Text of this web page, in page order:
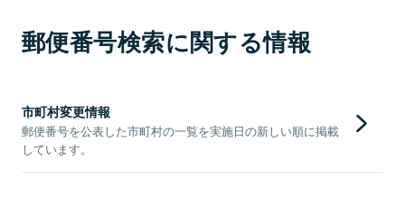
郵便番号検索に関する情報
市町村変更情報
郵便番号を公表した市町村の一覧を実施日の新しい順に掲載
しています。